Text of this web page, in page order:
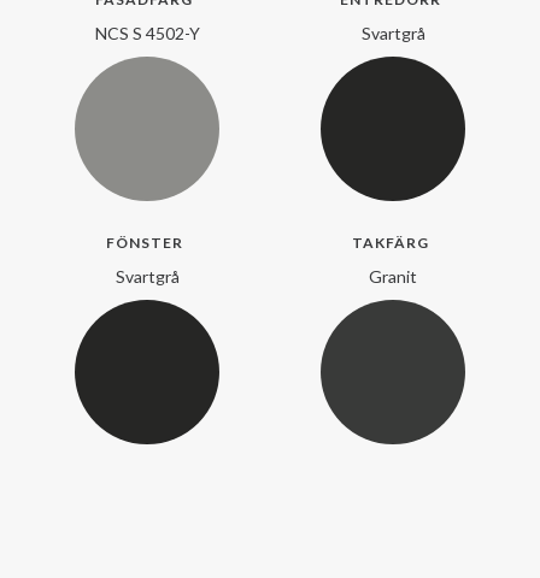
NCS S 4502-Y Svartgrå
FÖNSTER
Svartgrå
TAKFÄRG
Granit